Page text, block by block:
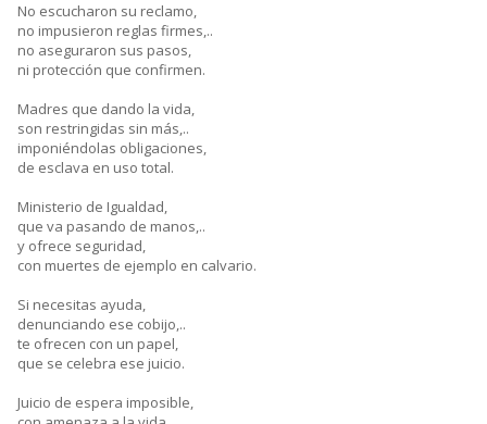
No escucharon su reclamo,
no impusieron reglas firmes,..
no aseguraron sus pasos,
ni protección que confirmen.
Madres que dando la vida,
son restringidas sin más,..
imponiéndolas obligaciones,
de esclava en uso total.
Ministerio de Igualdad,
que va pasando de manos,..
y ofrece seguridad,
con muertes de ejemplo en calvario.
Si necesitas ayuda,
denunciando ese cobijo,..
te ofrecen con un papel,
que se celebra ese juicio.
Juicio de espera imposible,